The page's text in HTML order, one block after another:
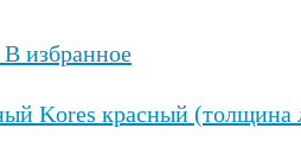
В избранное